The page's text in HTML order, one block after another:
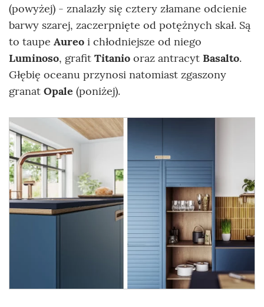
(powyżej) - znalazły się cztery złamane odcienie
barwy szarej, zaczerpnięte od potężnych skał. Są
to taupe Aureo i chłodniejsze od niego
Luminoso, grafit Titanio oraz antracyt Basalto.
Głębię oceanu przynosi natomiast zgaszony
granat Opale (poniżej).